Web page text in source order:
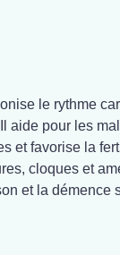
le rythme
aide pour les
et favorise la
cloques et
et la démence